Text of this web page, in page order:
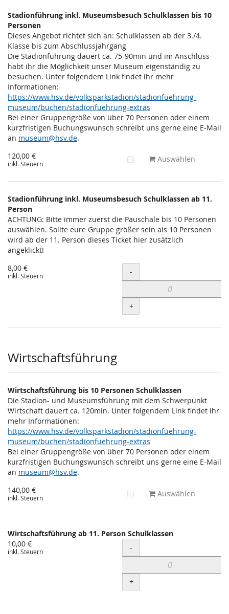
Stadionführung inkl. Museumsbesuch Schulklassen bis 10
Personen
Dieses Angebot richtet sich an: Schulklassen ab der 3./4.
Klasse bis zum Abschlussjahrgang
Die Stadionführung dauert ca. 75-90min und im Anschluss
habt ihr die Möglichkeit unser Museum eigenständig zu
besuchen. Unter folgendem Link findet ihr mehr
Informationen:
https://www.hsv.de/volksparkstadion/stadionfuehrung-
museum/buchen/stadionfuehrung-extras
Bei einer Gruppengröße von über 70 Personen oder einem
kurzfristigen Buchungswunsch schreibt uns gerne eine E-Mail
an museum@hsv.de.
120,00 €
inkl. Steuern Auswählen
Stadionführung inkl. Museumsbesuch Schulklassen ab 11.
Person
ACHTUNG: Bitte immer zuerst die Pauschale bis 10 Personen
auswählen. Sollte eure Gruppe größer sein als 10 Personen
wird ab der 11. Person dieses Ticket hier zusätzlich
angeklickt!
8,00 €
inkl. Steuern Menge
-
+
Wirtschaftsführung
Wirtschaftsführung bis 10 Personen Schulklassen
Die Stadion- und Museumsführung mit dem Schwerpunkt
Wirtschaft dauert ca. 120min. Unter folgendem Link findet ihr
mehr Informationen:
https://www.hsv.de/volksparkstadion/stadionfuehrung-
museum/buchen/stadionfuehrung-extras
Bei einer Gruppengröße von über 70 Personen oder einem
kurzfristigen Buchungswunsch schreibt uns gerne eine E-Mail
an museum@hsv.de.
140,00 €
inkl. Steuern Auswählen
Wirtschaftsführung ab 11. Person Schulklassen
10,00 €
inkl. Steuern Menge
-
+